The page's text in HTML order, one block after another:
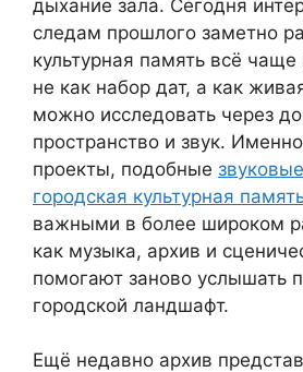
дыхание зала. Сегодня
следам прошлого заметно
культурная память всё
не как набор дат, а как
можно исследовать через
пространство и звук.
проекты, подобные
городская культурная
важными в более широком
как музыка, архив и
помогают заново услышать
городской ландшафт.
Ещё недавно архив